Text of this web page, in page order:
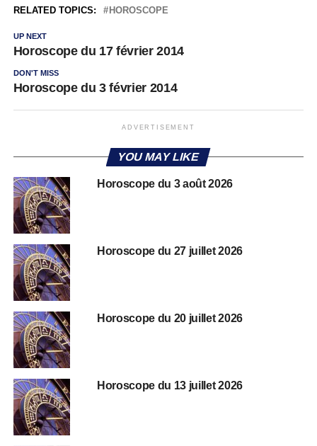
RELATED TOPICS: HOROSCOPE
UP NEXT
Horoscope du 17 février 2014
DON'T MISS
Horoscope du 3 février 2014
ADVERTISEMENT
YOU MAY LIKE
Horoscope du 3 août 2026
Horoscope du 27 juillet 2026
Horoscope du 20 juillet 2026
Horoscope du 13 juillet 2026